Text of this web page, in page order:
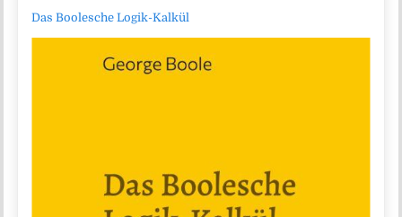
Das Boolesche Logik-Kalkül